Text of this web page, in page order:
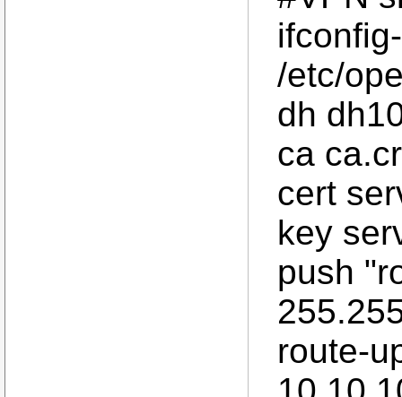
/etc/
dh
ca
cert
key
push
route-